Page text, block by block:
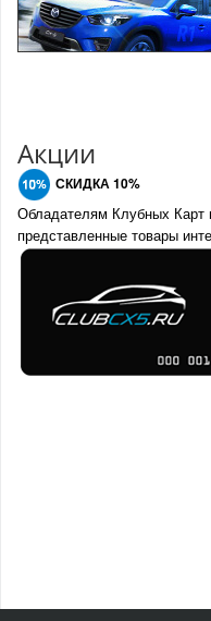
Акции
СКИДКА 10%
Обладателям Клубных Карт
представленные товары